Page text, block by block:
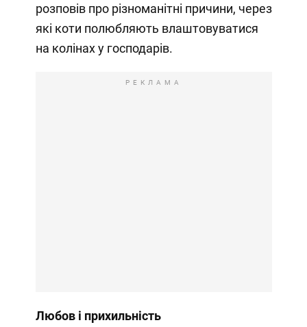
розповів про різноманітні причини, через
які коти полюбляють влаштовуватися
на колінах у господарів.
РЕКЛАМА
Любов і прихильність